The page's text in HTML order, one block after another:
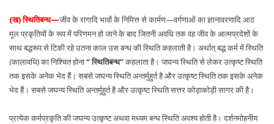
(ख) स्थितिबन्ध—जीव के रागादि भावों के निमित्त से कार्मण—वर्गणाओं का ज्ञानावरणादि आठ
मूल प्रकृतियों के रूप में परिणमन हो जाने के बाद जितनी अवधि तक वह जीव के आत्मप्रदेशों के
साथ बद्धरूप से टिकी रहे उतना काल उस बन्ध की स्थिति कहलाती है। अर्थात् बद्ध कर्म में स्थिति
(कालावधि) का निश्चित होना‘‘ स्थितिबन्ध’’कहलाता है। जघन्य स्थिति से लेकर उत्कृष्ट स्थिति
तक इसके अनेक भेद हैं। सबसे जघन्य स्थिति अन्तर्मुहुर्त है और उत्कृष्ट स्थिति तक इसके अनेक
भेद हैं। सबसे जघन्य स्थिति अन्तर्मुहुर्त है और उत्कृष्ट स्थिति सत्तर कोड़ाकोड़ी सागर की है।
प्रत्येक कर्मप्रकृति की जघन्य उत्कृष्ट अथवा मध्यम बन्ध स्थिति अवश्य होती है। दर्शनमोहनीय